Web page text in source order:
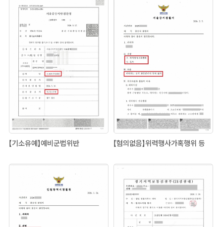
【기소유예】예비군법위반 【혐의없음】위력행사가혹행위 등